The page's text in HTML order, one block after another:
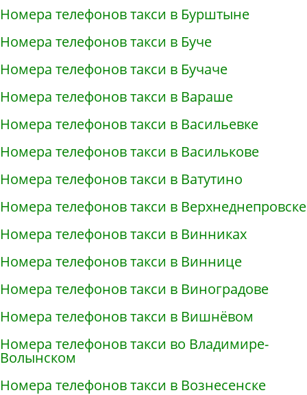
Номера телефонов такси в Бурштыне
Номера телефонов такси в Буче
Номера телефонов такси в Бучаче
Номера телефонов такси в Вараше
Номера телефонов такси в Васильевке
Номера телефонов такси в Василькове
Номера телефонов такси в Ватутино
Номера телефонов такси в Верхнеднепровске
Номера телефонов такси в Винниках
Номера телефонов такси в Виннице
Номера телефонов такси в Виноградове
Номера телефонов такси в Вишнёвом
Номера телефонов такси во Владимире-
Волынском
Номера телефонов такси в Вознесенске